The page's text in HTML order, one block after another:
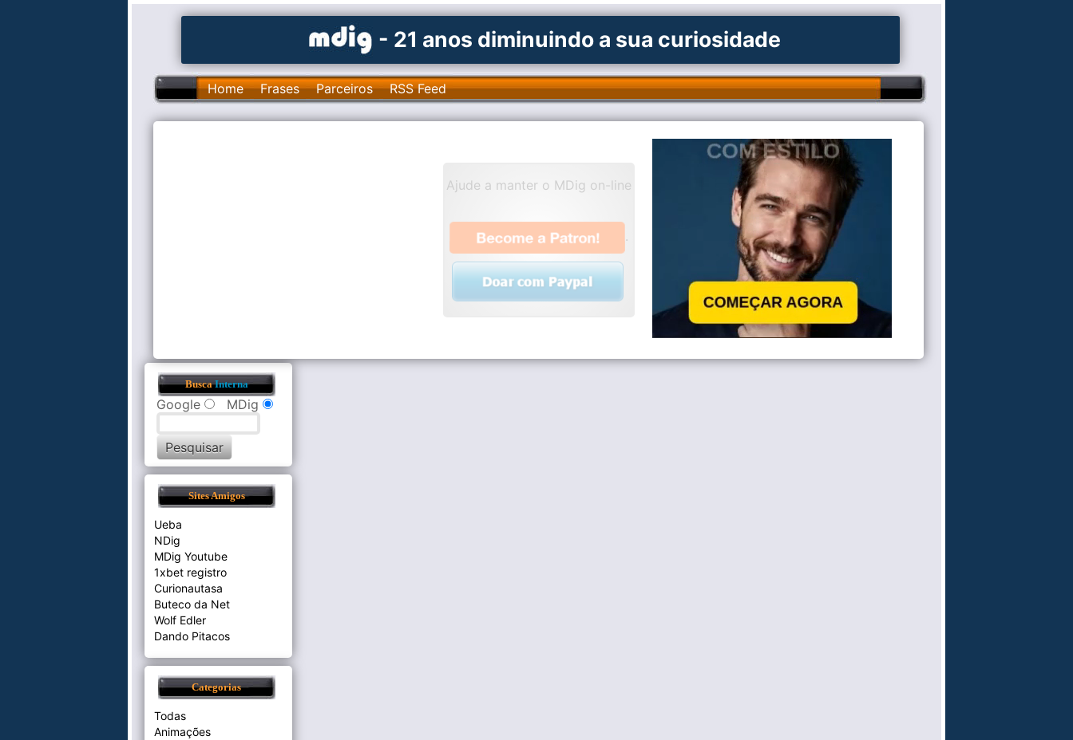
- 21 anos diminuindo a sua curiosidade
Home Frases Parceiros RSS Feed
Ajude a manter o MDig on-line
.
BuscaInterna
Google MDig
Sites Amigos
Ueba
NDig
MDig Youtube
1xbet registro
Curionautasa
Buteco da Net
Wolf Edler
Dando Pitacos
Categorias
Todas
Animações